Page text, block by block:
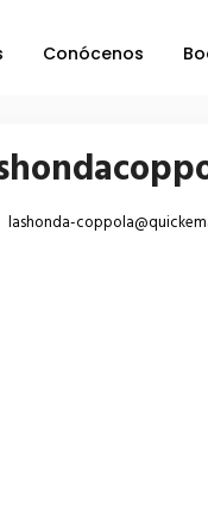
Conócenos
lashonda-